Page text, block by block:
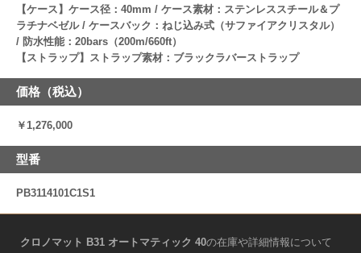
【ケース】ケース径：40mm / ケース素材：ステンレススチール＆プ
ラチナベゼル / ケースバック：ねじ込み式（サファイアクリスタル）
/ 防水性能：20bars（200m/660ft）
【ストラップ】ストラップ素材：ブラックラバーストラップ
価格（税込）
￥1,276,000
型番
PB3114101C1S1
クロノマット B31 オートマティック 40の在庫や詳細情報について